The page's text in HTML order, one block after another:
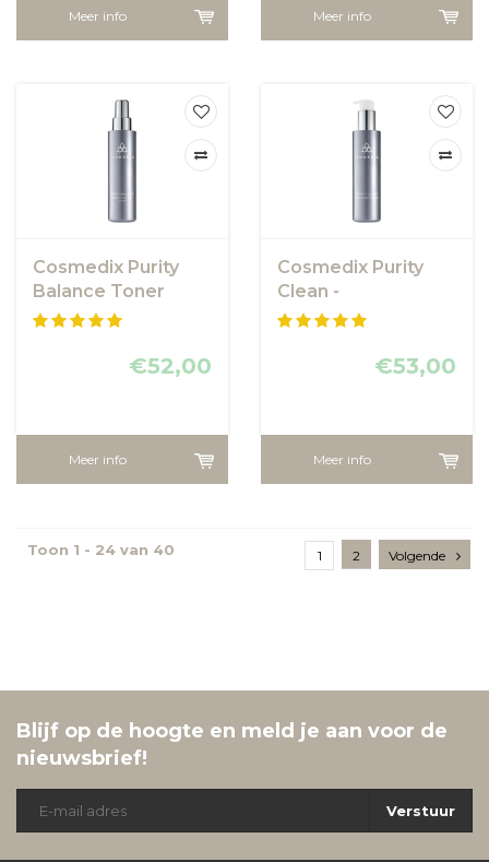
Meer info Meer info
Cosmedix Purity
Balance Toner
€52,00
Meer info
Cosmedix Purity
Clean -
exfoliërende
€53,00
Meer info
Toon 1 - 24 van 40 1 2 Volgende
Blijf op de hoogte en meld je aan voor de
nieuwsbrief!
Verstuur